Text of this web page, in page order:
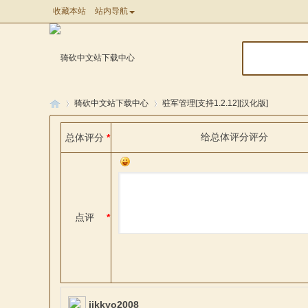
收藏本站 站内导航
骑砍中文站下载中心 驻军管理[支持1.2.12][汉化版]
*
总体评分 给总体评分评分
*
点评
jjkkyo2008